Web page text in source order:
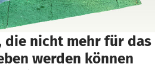
die nicht mehr für das
werden können